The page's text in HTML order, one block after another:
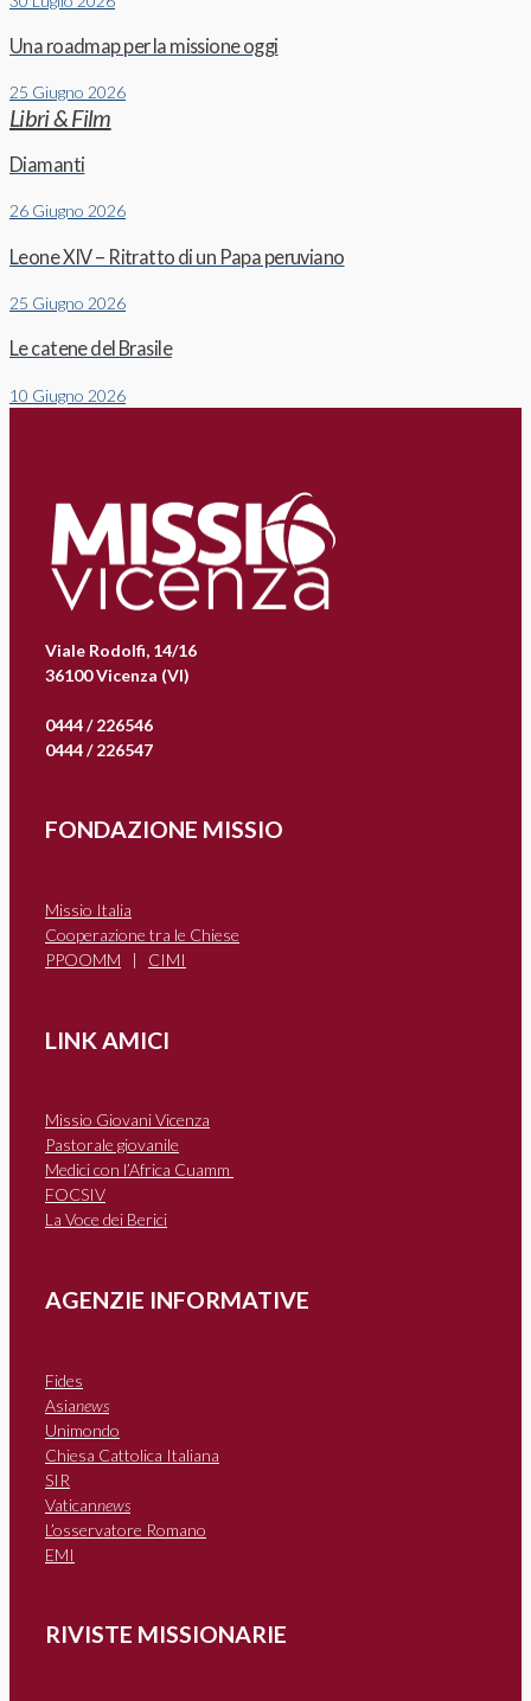
Una roadmap per la missione oggi
25 Giugno 2026
Libri & Film
Diamanti
26 Giugno 2026
Leone XIV – Ritratto di un Papa peruviano
25 Giugno 2026
Le catene del Brasile
10 Giugno 2026
Viale Rodolfi, 14/16
36100 Vicenza (VI)
0444 / 226546
0444 / 226547
FONDAZIONE MISSIO
Missio Italia
Cooperazione tra le Chiese
PPOOMM | CIMI
LINK AMICI
Missio Giovani Vicenza
Pastorale giovanile
Medici con l’Africa Cuamm
FOCSIV
La Voce dei Berici
AGENZIE INFORMATIVE
Fides
Asianews
Unimondo
Chiesa Cattolica Italiana
SIR
Vaticannews
L’osservatore Romano
EMI
RIVISTE MISSIONARIE